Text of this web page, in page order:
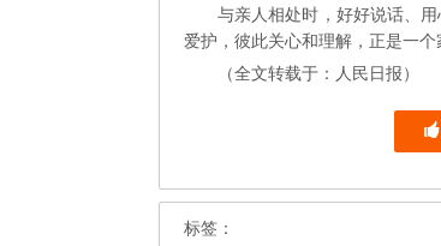
与亲人相处时，好好说话、
爱护，彼此关心和理解，正是一个
（全文转载于：人民日报）
标签：